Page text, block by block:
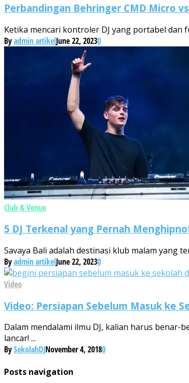
Perbandingan Behringer CMD Micro
Ketika mencari kontroler DJ yang portabel dan
Byadmin artikelJune 22, 20230
Club & Venue
5 DJ Terkenal yang Pernah
Savaya Bali adalah destinasi klub malam yang
Byadmin artikelJune 22, 20230
Video
Video: Persiapan Sebelum Masuk ke
Dalam mendalami ilmu DJ, kalian harus
lancar! ...
BySekolahDJNovember 4, 20180
Posts navigation